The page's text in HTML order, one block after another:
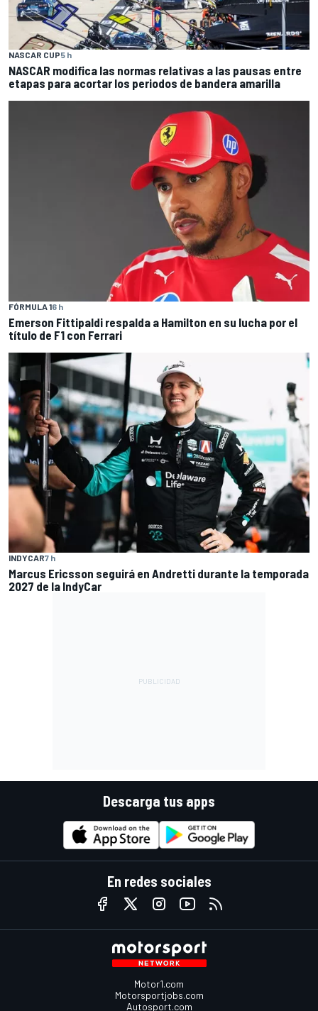
NASCAR CUP5 h
NASCAR modifica las normas relativas a las pausas entre
etapas para acortar los periodos de bandera amarilla
FÓRMULA 16 h
Emerson Fittipaldi respalda a Hamilton en su lucha por el
título de F1 con Ferrari
INDYCAR7 h
Marcus Ericsson seguirá en Andretti durante la temporada
2027 de la IndyCar
Descarga tus apps
En redes sociales
Motor1.com
Motorsportjobs.com
Autosport.com